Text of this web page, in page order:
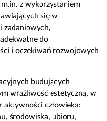
z wykorzystaniem
się w
zadaniowych,
do
i oczekiwań rozwojowych
budujących
wrażliwość estetyczną, w
aktywności człowieka:
środowiska, ubioru,